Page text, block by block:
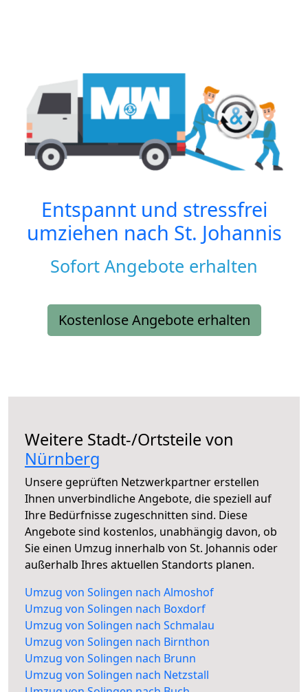
Entspannt und stressfrei
umziehen nach St. Johannis
Sofort Angebote erhalten
Kostenlose Angebote erhalten
Weitere Stadt-/Ortsteile von
Nürnberg
Unsere geprüften Netzwerkpartner erstellen
Ihnen unverbindliche Angebote, die speziell auf
Ihre Bedürfnisse zugeschnitten sind. Diese
Angebote sind kostenlos, unabhängig davon, ob
Sie einen Umzug innerhalb von St. Johannis oder
außerhalb Ihres aktuellen Standorts planen.
Umzug von Solingen nach Almoshof
Umzug von Solingen nach Boxdorf
Umzug von Solingen nach Schmalau
Umzug von Solingen nach Birnthon
Umzug von Solingen nach Brunn
Umzug von Solingen nach Netzstall